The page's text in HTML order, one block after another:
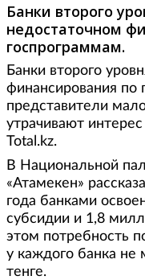
Банки второго
недостаточном
госпрограммам.
Банки второго
финансирования по
представители
утрачивают
Total.kz.
В Национальной
«Атамекен»
года банками
субсидии и 1,8
этом потребность
у каждого банка не
тенге.